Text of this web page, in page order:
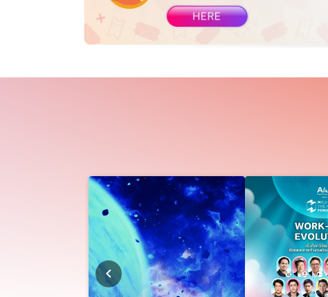
Business
IT & Tech